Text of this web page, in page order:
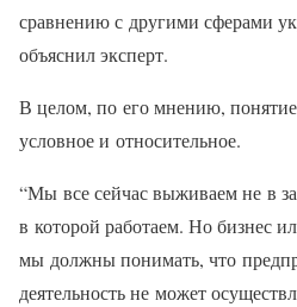
сравнению с другими сферами
объяснил эксперт.
В целом, по его мнению,
условное и относительное.
“Мы все сейчас выживаем не в
в которой работаем. Но бизнес
мы должны понимать, что
деятельность не может